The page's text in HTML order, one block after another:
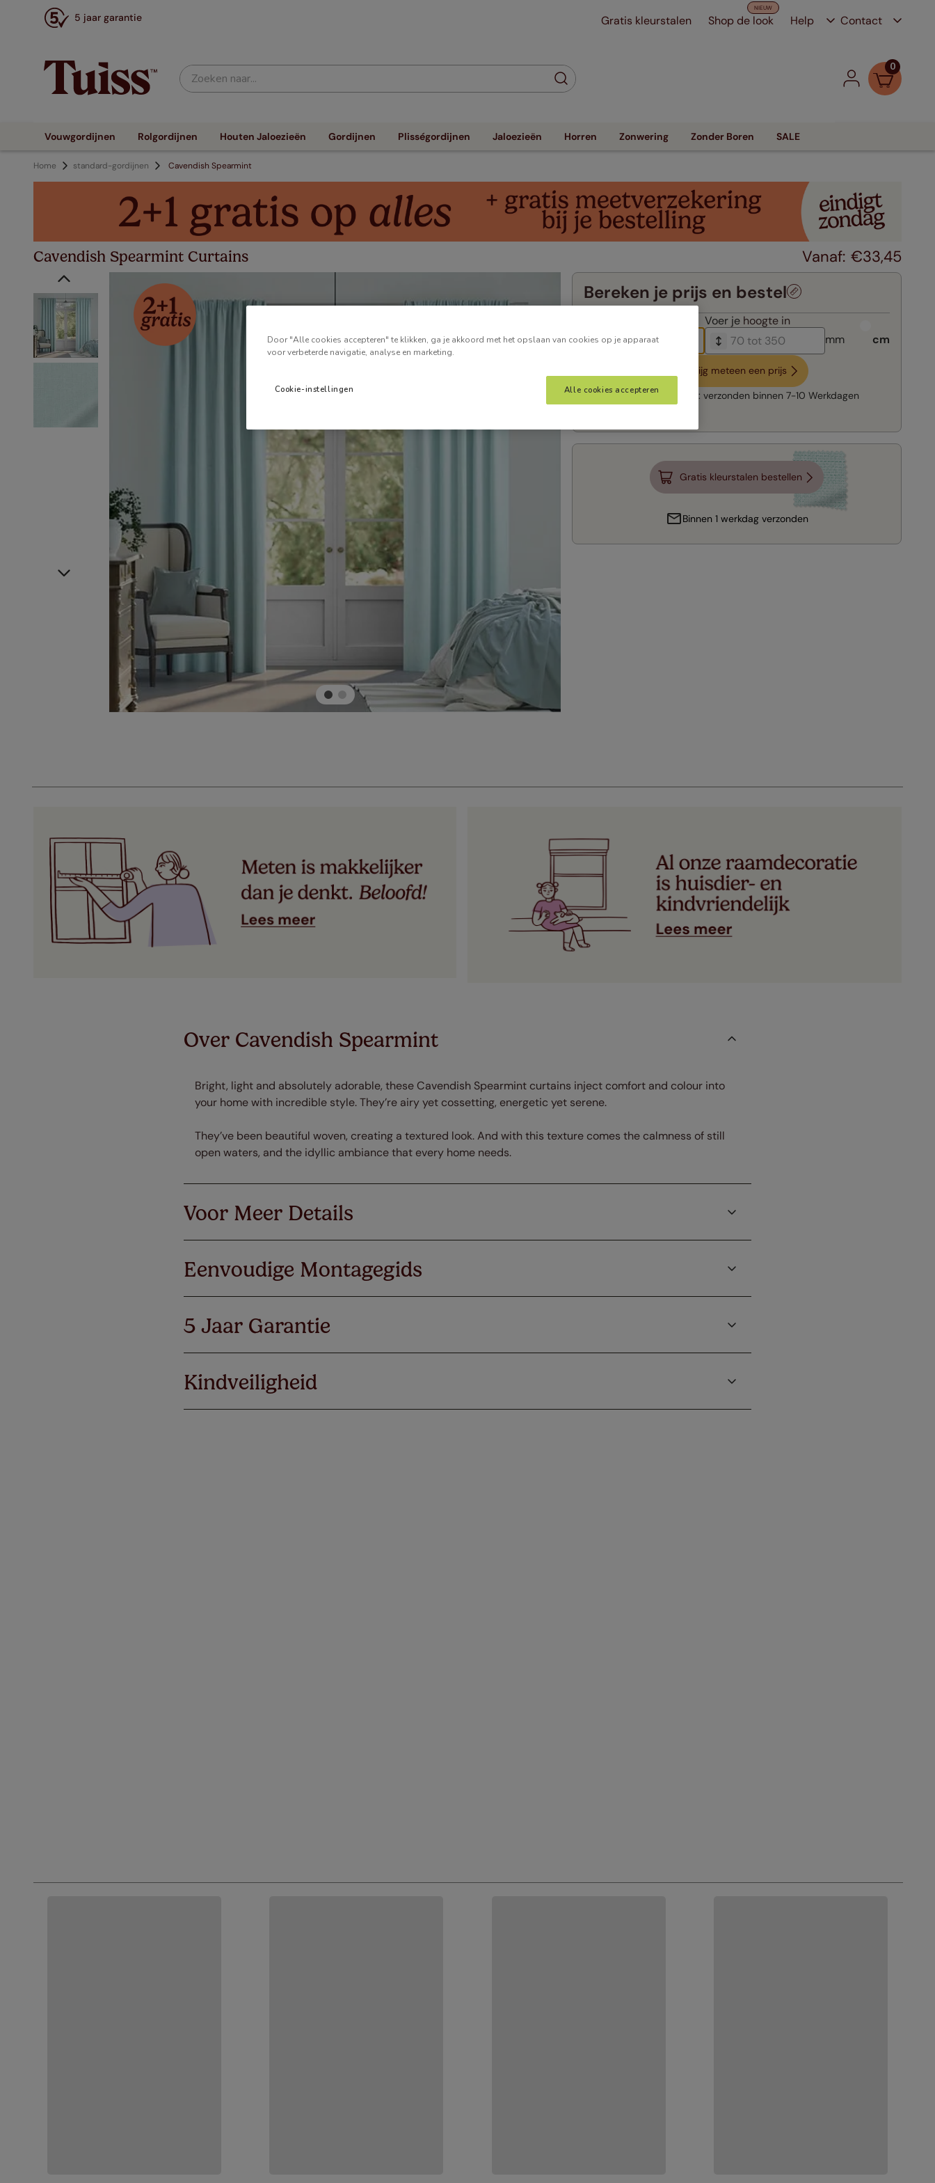
5 jaar garantie Gratis kleurstalen Shop de look Help Contact
Zoeken naar... 0
Vouwgordijnen Rolgordijnen Houten Jaloezieën Gordijnen Plisségordijnen Jaloezieën Horren Zonwering Zonder Boren SALE
Home standard-gordijnen Cavendish Spearmint
Cavendish Spearmint Curtains €33,45
Bereken je prijs en bestel
Voer je hoogte in
mm
cm
Krijg meteen een prijs
Snelle levering: verzonden binnen 7-10 Werkdagen
Gratis kleurstalen bestellen
Binnen 1 werkdag verzonden
Over Cavendish Spearmint
Bright, light and absolutely adorable, these Cavendish Spearmint curtains inject comfort and colour into
your home with incredible style. They’re airy yet cossetting, energetic yet serene.
They’ve been beautiful woven, creating a textured look. And with this texture comes the calmness of still
open waters, and the idyllic ambiance that every home needs.
Voor Meer Details
Eenvoudige Montagegids
5 Jaar Garantie
Kindveiligheid
Door "Alle cookies accepteren" te klikken, ga je akkoord met het opslaan van cookies op je apparaat
voor verbeterde navigatie, analyse en marketing.
Cookie-instellingen Alle cookies accepteren